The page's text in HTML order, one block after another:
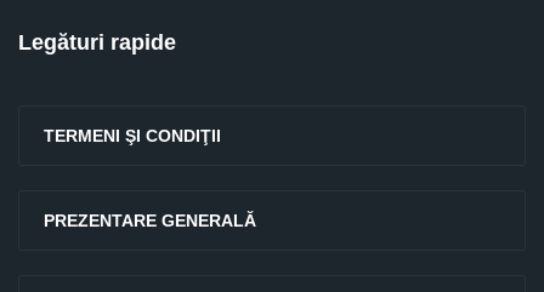
Legături rapide
TERMENI ŞI CONDIŢII
PREZENTARE GENERALĂ